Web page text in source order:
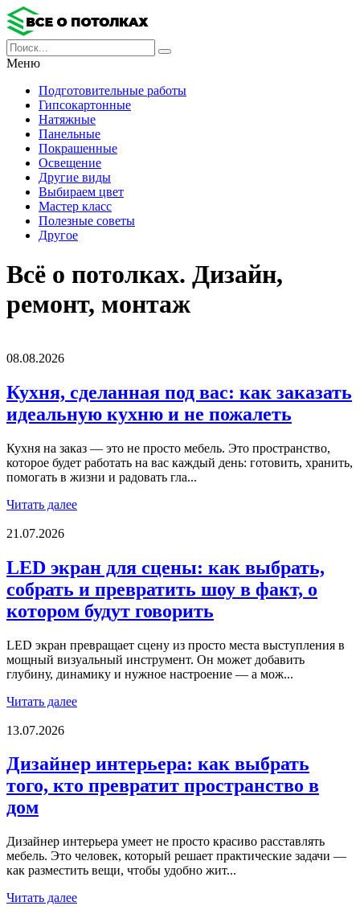
Меню
Подготовительные работы
Гипсокартонные
Натяжные
Панельные
Покрашенные
Освещение
Другие виды
Выбираем цвет
Мастер класс
Полезные советы
Другое
Всё о потолках. Дизайн,
ремонт, монтаж
08.08.2026
Кухня, сделанная под вас: как заказать
идеальную кухню и не пожалеть
Кухня на заказ — это не просто мебель. Это пространство,
которое будет работать на вас каждый день: готовить, хранить,
помогать в жизни и радовать гла...
Читать далее
21.07.2026
LED экран для сцены: как выбрать,
собрать и превратить шоу в факт, о
котором будут говорить
LED экран превращает сцену из просто места выступления в
мощный визуальный инструмент. Он может добавить
глубину, динамику и нужное настроение — а мож...
Читать далее
13.07.2026
Дизайнер интерьера: как выбрать
того, кто превратит пространство в
дом
Дизайнер интерьера умеет не просто красиво расставлять
мебель. Это человек, который решает практические задачи —
как разместить вещи, чтобы удобно жит...
Читать далее